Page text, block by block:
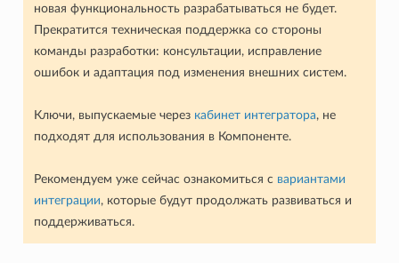
новая функциональность разрабатываться не будет.
Прекратится техническая поддержка со стороны
команды разработки: консультации, исправление
ошибок и адаптация под изменения внешних систем.
Ключи, выпускаемые через кабинет интегратора, не
подходят для использования в Компоненте.
Рекомендуем уже сейчас ознакомиться с вариантами
интеграции, которые будут продолжать развиваться и
поддерживаться.